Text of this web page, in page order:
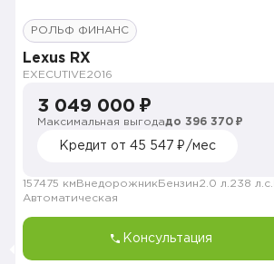
РОЛЬФ ФИНАНС
Lexus RX
EXECUTIVE2016
3 049 000 ₽
Максимальная выгодадо 396 370 ₽
Кредит от 45 547 ₽/мес
157475 км Внедорожник Бензин2.0 л. 238 л.с.
Автоматическая
Консультация